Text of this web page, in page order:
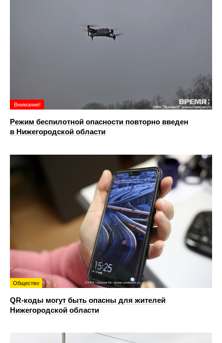
Внимание!
Режим беспилотной опасности повторно введен
в Нижегородской области
Общество
QR-коды могут быть опасны для жителей
Нижегородской области